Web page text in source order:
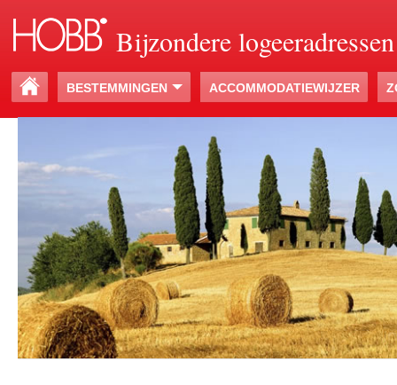
Bijzondere logeeradressen
BESTEMMINGEN ACCOMMODATIEWIJZER